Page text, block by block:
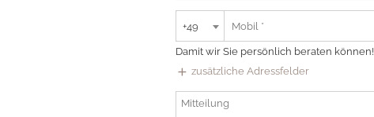
+49
Damit wir Sie persönlich beraten können!
add zusätzliche Adressfelder